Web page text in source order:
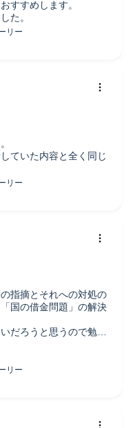
すすめします。
た。
ていた内容と全く同じ
指摘とそれへの対処の
国の借金問題」の解決
だろうと思うので勉強